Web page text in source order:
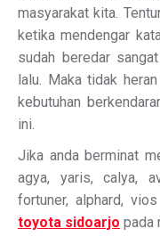
masyarakat kita.
ketika mendengar
sudah beredar
lalu. Maka tidak
kebutuhan
ini.
Jika anda berminat
agya, yaris, calya,
fortuner, alphard,
toyota sidoarjo pada